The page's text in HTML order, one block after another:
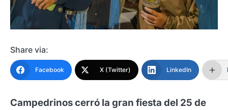
Share via:
Facebook X (Twitter) LinkedIn
Campedrinos cerró la gran fiesta del 25 de